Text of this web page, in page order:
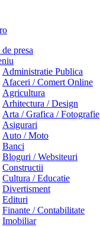
presa
Administratie Publica
Afaceri / Comert Online
Agricultura
Arhitectura / Design
Arta / Grafica / Fotografie
Asigurari
Auto / Moto
Banci
Bloguri / Websiteuri
Constructii
Cultura / Educatie
Divertisment
Edituri
Finante / Contabilitate
Imobiliar